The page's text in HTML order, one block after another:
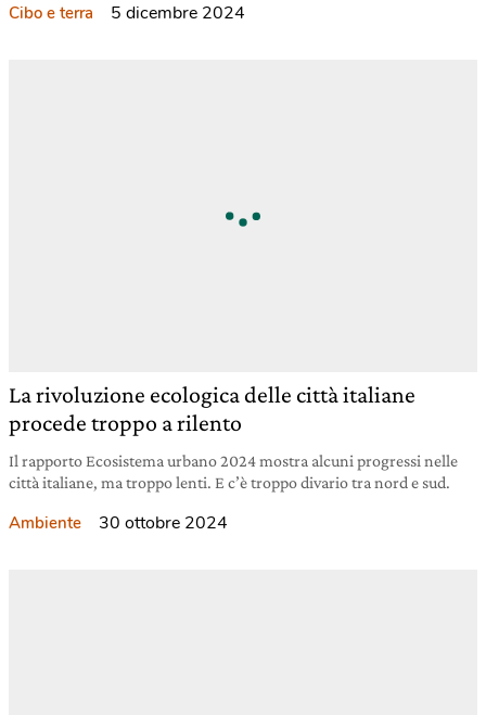
Cibo e terra 5 dicembre 2024
La rivoluzione ecologica delle città italiane
procede troppo a rilento
Il rapporto Ecosistema urbano 2024 mostra alcuni progressi nelle
città italiane, ma troppo lenti. E c’è troppo divario tra nord e sud.
Ambiente 30 ottobre 2024